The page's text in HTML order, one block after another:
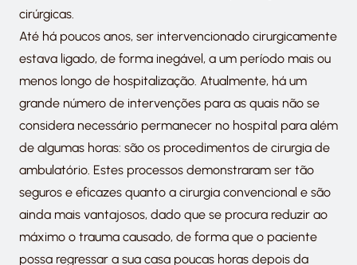
cirúrgicas.
Até há poucos anos, ser intervencionado cirurgicamente
estava ligado, de forma inegável, a um período mais ou
menos longo de hospitalização. Atualmente, há um
grande número de intervenções para as quais não se
considera necessário permanecer no hospital para além
de algumas horas: são os procedimentos de cirurgia de
ambulatório. Estes processos demonstraram ser tão
seguros e eficazes quanto a cirurgia convencional e são
ainda mais vantajosos, dado que se procura reduzir ao
máximo o trauma causado, de forma que o paciente
possa regressar a sua casa poucas horas depois da